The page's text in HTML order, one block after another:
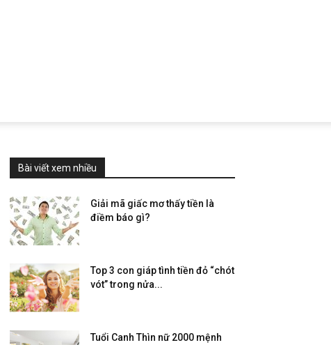
Bài viết xem nhiều
Giải mã giấc mơ thấy tiền là
điềm báo gì?
Top 3 con giáp tình tiền đỏ “chót
vót” trong nửa...
Tuổi Canh Thìn nữ 2000 mệnh